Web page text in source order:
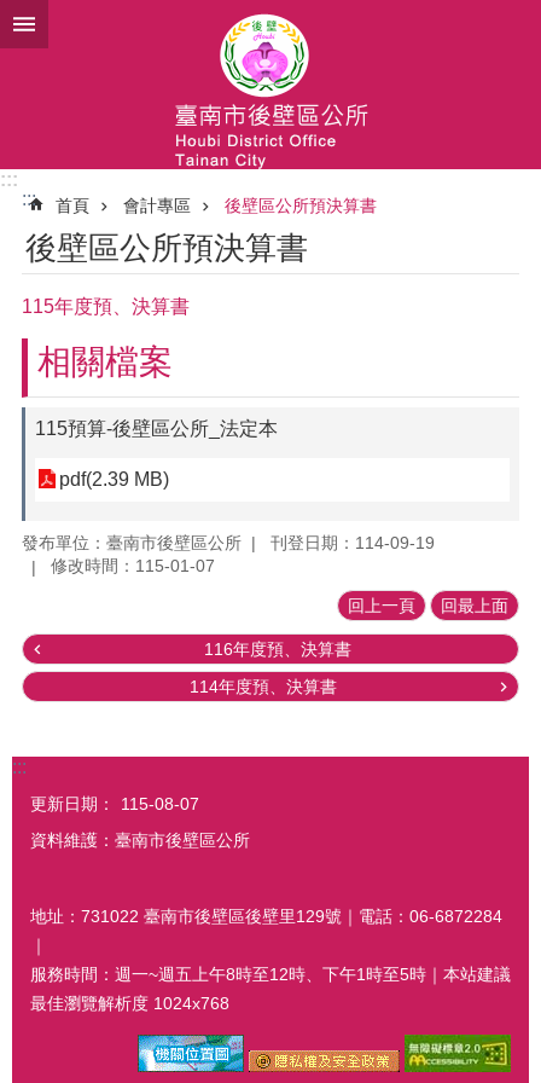
跳到主要內容區塊
:::
:::
首頁 會計專區 後壁區公所預決算書
後壁區公所預決算書
115年度預、決算書
相關檔案
115預算-後壁區公所_法定本
pdf(2.39 MB)
發布單位：臺南市後壁區公所
刊登日期：114-09-19
修改時間：115-01-07
回上一頁 回最上面
116年度預、決算書
114年度預、決算書
:::
更新日期：
115-08-07
資料維護：臺南市後壁區公所
地址：731022 臺南市後壁區後壁里129號｜電話：06-6872284
｜
服務時間：週一~週五上午8時至12時、下午1時至5時｜本站建議
最佳瀏覽解析度 1024x768